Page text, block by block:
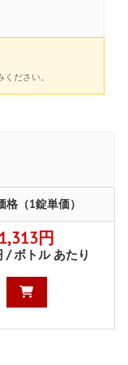
ださい。
格（1錠単価）
1,313円
/ ボトル あたり